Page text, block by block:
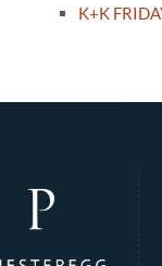
K+K